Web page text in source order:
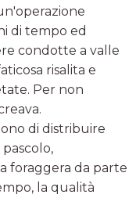
di tempo ed
condotte a valle
risalita e
Per non
di distribuire
foraggera da parte
la qualità